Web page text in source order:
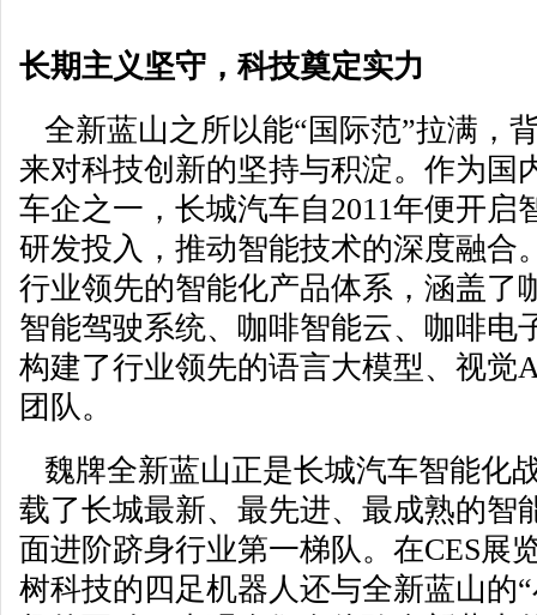
长期主义坚守，科技奠定实力
全新蓝山之所以能“国际范”拉满，
来对科技创新的坚持与积淀。作为国
车企之一，长城汽车自2011年便开启
研发投入，推动智能技术的深度融合
行业领先的智能化产品体系，涵盖了
智能驾驶系统、咖啡智能云、咖啡电
构建了行业领先的语言大模型、视觉
团队。
魏牌全新蓝山正是长城汽车智能化
载了长城最新、最先进、最成熟的智
面进阶跻身行业第一梯队。在CES展
树科技的四足机器人还与全新蓝山的